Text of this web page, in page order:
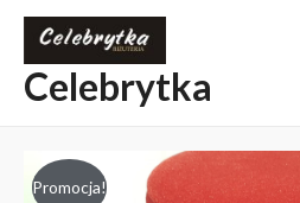
Celebrytka
Promocja!